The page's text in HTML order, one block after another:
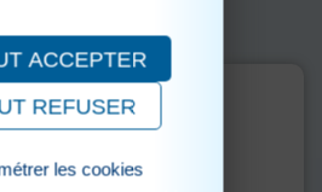
ACCEPTER
REFUSER
les cookies